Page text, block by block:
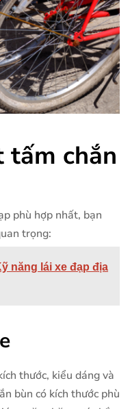
tấm chắn
phù hợp nhất, bạn
trọng:
năng lái xe đạp địa
thước, kiểu dáng và
bùn có kích thước phù